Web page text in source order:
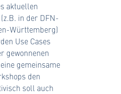
aktuellen
in der DFN-
Württemberg)
Use Cases
gewonnenen
gemeinsame
den
soll auch